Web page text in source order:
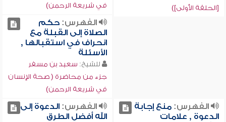
[الحلقة الأولى])
في شريعة الرحمن)
الفهرس:حكم
الصلاة إلى القبلة مع
انحراف في استقبالها ,
الأسئلة
للشيخ: سعيد بن مسفر
جزء من محاضرة ( صحة الإنسان
في شريعة الرحمن)
الفهرس:منع إجابة
الدعوة , علامات
الفهرس:الدعوة إلى
الله أفضل الطرق